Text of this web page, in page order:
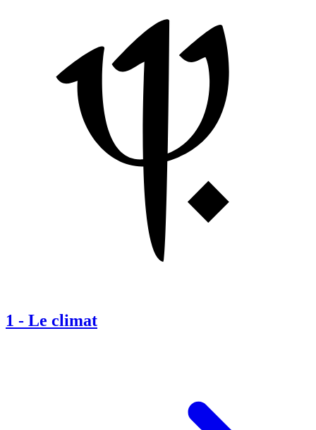
1 - Le climat